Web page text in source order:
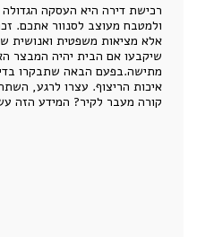
רכישת דירה היא העסקה
ולמטבח מעוצב לסנוור אתכם.
אלא מציאות משפטית ואנושית
שיקבעו אם הבית יהיה המבצר
מתישה.בפעם הבאה שתבקרו
איכות הריצוף. עצרו לרגע,
קורה מעבר לקיר? המידע הזה